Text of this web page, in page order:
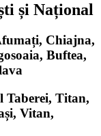
și Național
Chiajna,
Buftea,
Taberei, Titan,
Vitan,